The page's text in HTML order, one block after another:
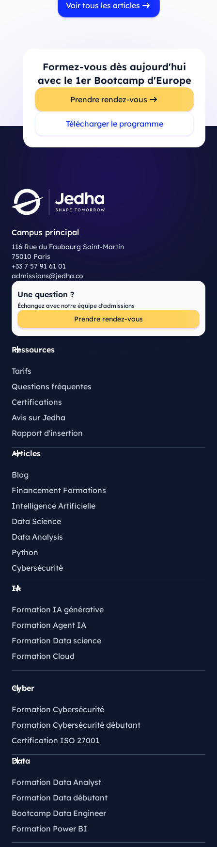
Voir tous les articles
Formez-vous dès aujourd'hui
avec le 1er Bootcamp d'Europe
Prendre rendez-vous
Télécharger le programme
Campus principal
116 Rue du Faubourg Saint-Martin
75010 Paris
+33 7 57 91 61 01
admissions@jedha.co
Une question ?
Échangez avec notre équipe d'admissions
Prendre rendez-vous
Ressources
Tarifs
Questions fréquentes
Certifications
Avis sur Jedha
Rapport d'insertion
Articles
Blog
Financement Formations
Intelligence Artificielle
Data Science
Data Analysis
Python
Cybersécurité
IA
Formation IA générative
Formation Agent IA
Formation Data science
Formation Cloud
Cyber
Formation Cybersécurité
Formation Cybersécurité débutant
Certification ISO 27001
Data
Formation Data Analyst
Formation Data débutant
Bootcamp Data Engineer
Formation Power BI